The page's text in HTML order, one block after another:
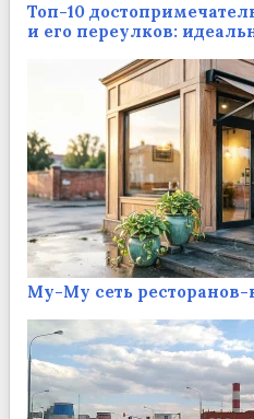
Топ-10
и его переулков:
Му-Му сеть ресторанов-